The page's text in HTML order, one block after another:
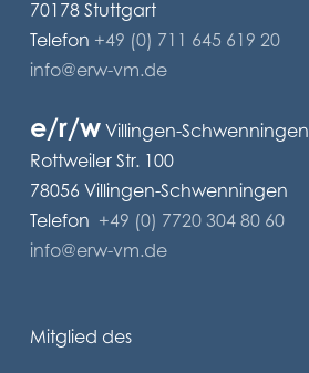
70178 Stuttgart
Telefon +49 (0) 711 645 619 20
info@erw-vm.de
e/r/w Villingen-Schwenningen
Rottweiler Str. 100
78056 Villingen-Schwenningen
Telefon +49 (0) 7720 304 80 60
info@erw-vm.de
Mitglied des